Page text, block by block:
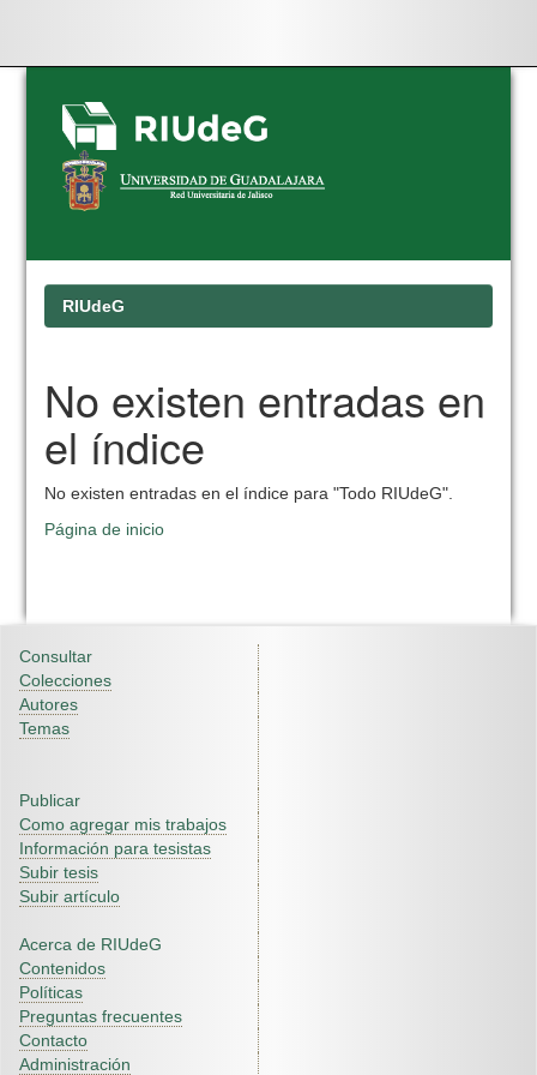
Skip
navigation
RIUdeG
No existen entradas en
el índice
No existen entradas en el índice para "Todo RIUdeG".
Página de inicio
Consultar
Colecciones
Autores
Temas
Publicar
Como agregar mis trabajos
Información para tesistas
Subir tesis
Subir artículo
Acerca de RIUdeG
Contenidos
Políticas
Preguntas frecuentes
Contacto
Administración